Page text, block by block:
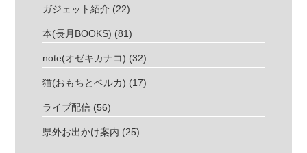
ガジェット紹介 (22)
本(長月BOOKS) (81)
note(オゼキカナコ) (32)
猫(おもちとベルカ) (17)
ライブ配信 (56)
県外お出かけ案内 (25)